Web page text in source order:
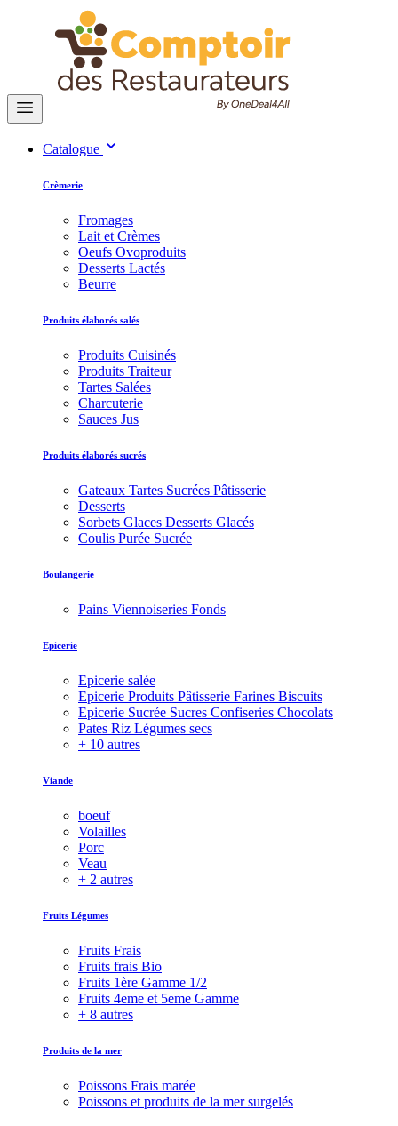
Catalogue
Crèmerie
Fromages
Lait et Crèmes
Oeufs Ovoproduits
Desserts Lactés
Beurre
Produits élaborés salés
Produits Cuisinés
Produits Traiteur
Tartes Salées
Charcuterie
Sauces Jus
Produits élaborés sucrés
Gateaux Tartes Sucrées Pâtisserie
Desserts
Sorbets Glaces Desserts Glacés
Coulis Purée Sucrée
Boulangerie
Pains Viennoiseries Fonds
Epicerie
Epicerie salée
Epicerie Produits Pâtisserie Farines Biscuits
Epicerie Sucrée Sucres Confiseries Chocolats
Pates Riz Légumes secs
+ 10 autres
Viande
boeuf
Volailles
Porc
Veau
+ 2 autres
Fruits Légumes
Fruits Frais
Fruits frais Bio
Fruits 1ère Gamme 1/2
Fruits 4eme et 5eme Gamme
+ 8 autres
Produits de la mer
Poissons Frais marée
Poissons et produits de la mer surgelés